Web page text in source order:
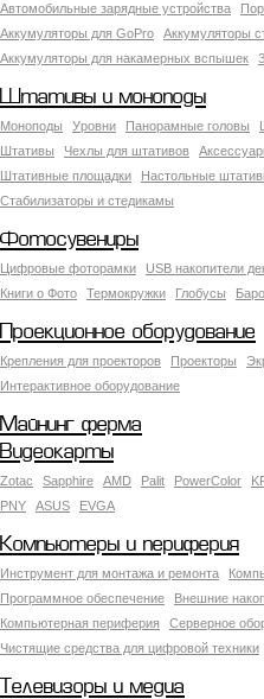
Автомобильные зарядные устройства
Аккумуляторы для GoPro
Аккумуляторы
Аккумуляторы для накамерных вспышек
Штативы и моноподы
Моноподы Уровни Панорамные головы
Штативы
Чехлы для штативов
Штативные площадки
Настольные
Стабилизаторы и стедикамы
Фотосувениры
Цифровые фоторамки USB накопители
Книги о Фото
Термокружки Глобусы
Проекционное оборудование
Крепления для проекторов Проекторы
Интерактивное оборудование
Майнинг ферма
Видеокарты
Zotac Sapphire AMD Palit PowerColor
PNY
ASUS EVGA
Компьютеры и периферия
Инструмент для монтажа и ремонта
Программное обеспечение
Внешние
Компьютерная периферия
Серверное
Чистящие средства для цифровой техники
Телевизоры и медиа